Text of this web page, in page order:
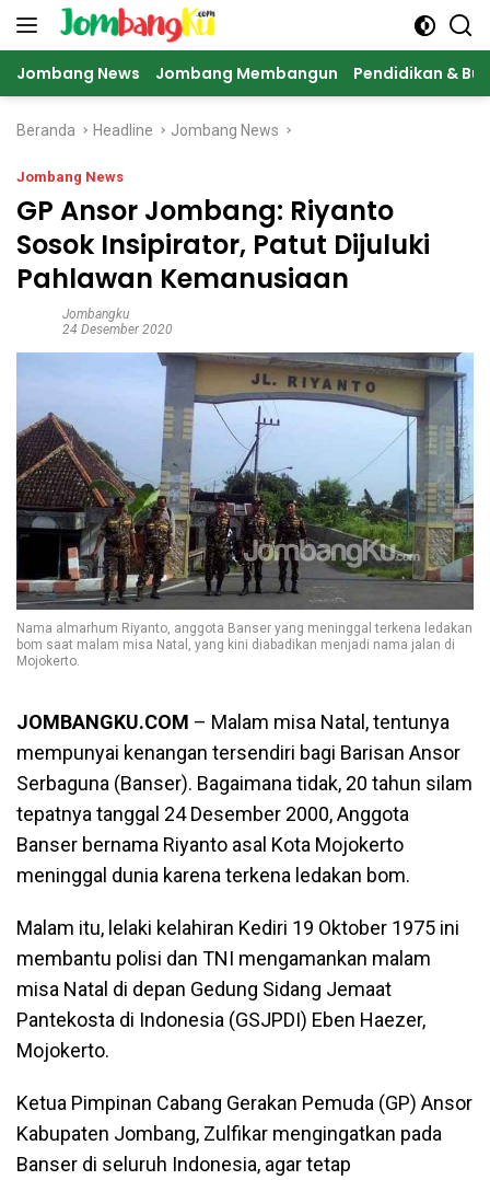
Langsung
Jombang News Jombang Membangun Pendidikan &
Beranda Headline Jombang News
Jombang News
GP Ansor Jombang: Riyanto
Sosok Insipirator, Patut Dijuluki
Pahlawan Kemanusiaan
Jombangku
24 Desember 2020
Nama almarhum Riyanto, anggota Banser yang meninggal terkena ledakan
bom saat malam misa Natal, yang kini diabadikan menjadi nama jalan di
Mojokerto.
JOMBANGKU.COM – Malam misa Natal, tentunya
mempunyai kenangan tersendiri bagi Barisan Ansor
Serbaguna (Banser). Bagaimana tidak, 20 tahun silam
tepatnya tanggal 24 Desember 2000, Anggota
Banser bernama Riyanto asal Kota Mojokerto
meninggal dunia karena terkena ledakan bom.
Malam itu, lelaki kelahiran Kediri 19 Oktober 1975 ini
membantu polisi dan TNI mengamankan malam
misa Natal di depan Gedung Sidang Jemaat
Pantekosta di Indonesia (GSJPDI) Eben Haezer,
Mojokerto.
Ketua Pimpinan Cabang Gerakan Pemuda (GP) Ansor
Kabupaten Jombang, Zulfikar mengingatkan pada
Banser di seluruh Indonesia, agar tetap